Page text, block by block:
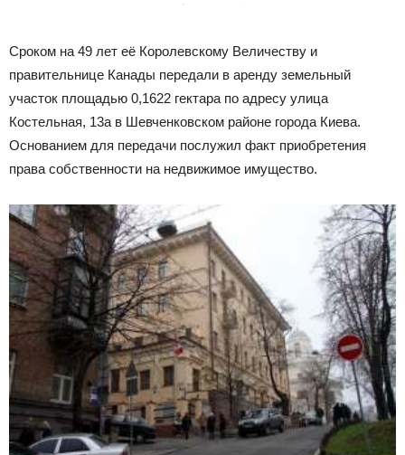
Сроком на 49 лет её Королевскому Величеству и
правительнице Канады передали в аренду земельный
участок площадью 0,1622 гектара по адресу улица
Костельная, 13а в Шевченковском районе города Киева.
Основанием для передачи послужил факт приобретения
права собственности на недвижимое имущество.